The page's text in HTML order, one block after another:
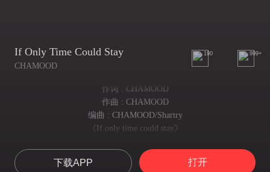
If Only Time Could Stay
CHAMOOD
190 999+
作词 : CHAMOOD
作曲 : CHAMOOD
编曲 : CHAMOOD/Shartry
《If only time could stay》
紧拥着我 双唇相触 星眸闪烁
summer breeze gently blows though your hair
下载APP 打开